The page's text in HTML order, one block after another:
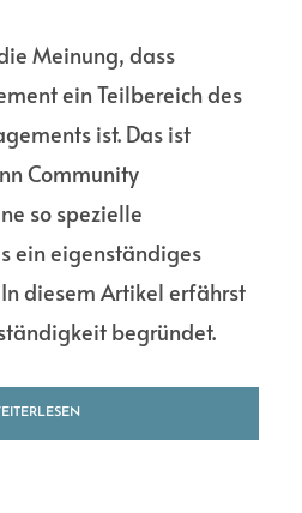
Meinung, dass
ein Teilbereich des
ist. Das ist
Community
so spezielle
ein eigenständiges
diesem Artikel erfährst
begründet.